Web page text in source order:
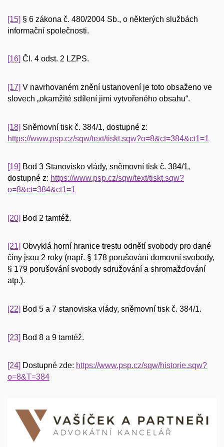
[15] § 6 zákona č. 480/2004 Sb., o některých službách
informační společnosti.
[16] Čl. 4 odst. 2 LZPS.
[17] V navrhovaném znění ustanovení je toto obsaženo ve
slovech „okamžité sdílení jimi vytvořeného obsahu“.
[18] Sněmovní tisk č. 384/1, dostupné z:
https://www.psp.cz/sqw/text/tiskt.sqw?o=8&ct=384&ct1=1
[19] Bod 3 Stanovisko vlády, sněmovní tisk č. 384/1,
dostupné z: https://www.psp.cz/sqw/text/tiskt.sqw?
o=8&ct=384&ct1=1
[20] Bod 2 tamtéž.
[21] Obvyklá horní hranice trestu odnětí svobody pro dané
činy jsou 2 roky (např. § 178 porušování domovní svobody,
§ 179 porušování svobody sdružování a shromažďování
atp.).
[22] Bod 5 a 7 stanoviska vlády, sněmovní tisk č. 384/1.
[23] Bod 8 a 9 tamtéž.
[24] Dostupné zde: https://www.psp.cz/sqw/historie.sqw?
o=8&T=384